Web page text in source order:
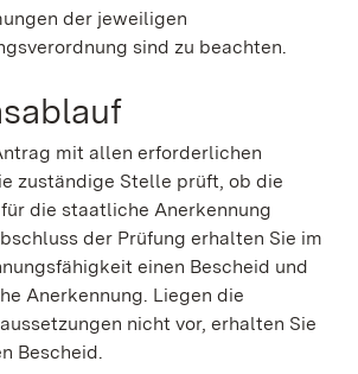
der jeweiligen
sind zu beachten.
mit allen erforderlichen
zuständige Stelle prüft, ob die
die staatliche Anerkennung
der Prüfung erhalten Sie im
einen Bescheid und
Anerkennung. Liegen die
nicht vor, erhalten Sie
Bescheid.